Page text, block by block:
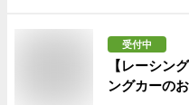
受付中
【レーシン
ングカーの